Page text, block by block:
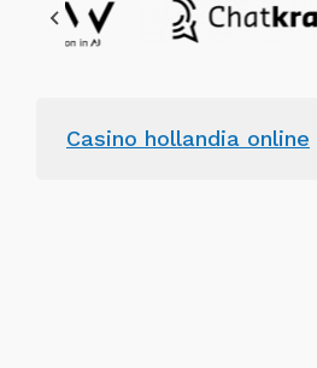
Casino hollandia online